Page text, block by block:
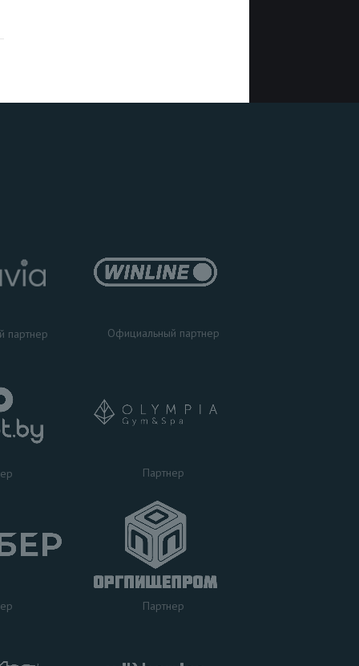
партнер Официальный партнер
Партнер
Партнер